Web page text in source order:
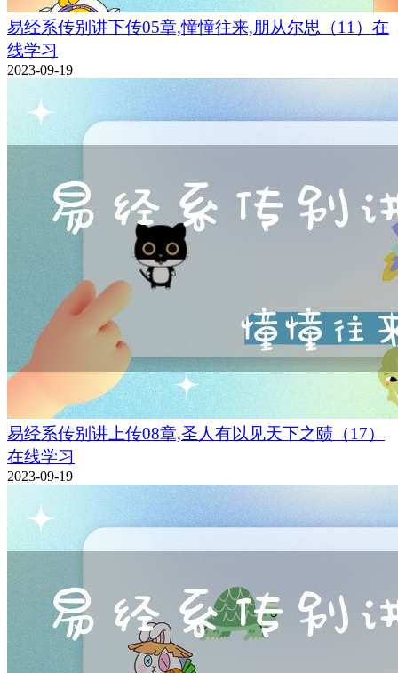
易经系传别讲下传05章,憧憧往来,朋从尔思（11）在
线学习
2023-09-19
易经系传别讲上传08章,圣人有以见天下之赜（17）
在线学习
2023-09-19